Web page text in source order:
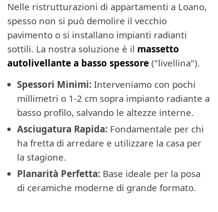
Nelle ristrutturazioni di appartamenti a Loano,
spesso non si può demolire il vecchio
pavimento o si installano impianti radianti
sottili. La nostra soluzione è il massetto
autolivellante a basso spessore ("livellina").
Spessori Minimi: Interveniamo con pochi
millimetri o 1-2 cm sopra impianto radiante a
basso profilo, salvando le altezze interne.
Asciugatura Rapida: Fondamentale per chi
ha fretta di arredare e utilizzare la casa per
la stagione.
Planarità Perfetta: Base ideale per la posa
di ceramiche moderne di grande formato.